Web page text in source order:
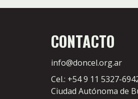
CONTACTO
info@doncel.org.ar
Cel.: +54 9 11 5327-
Ciudad Autónoma de